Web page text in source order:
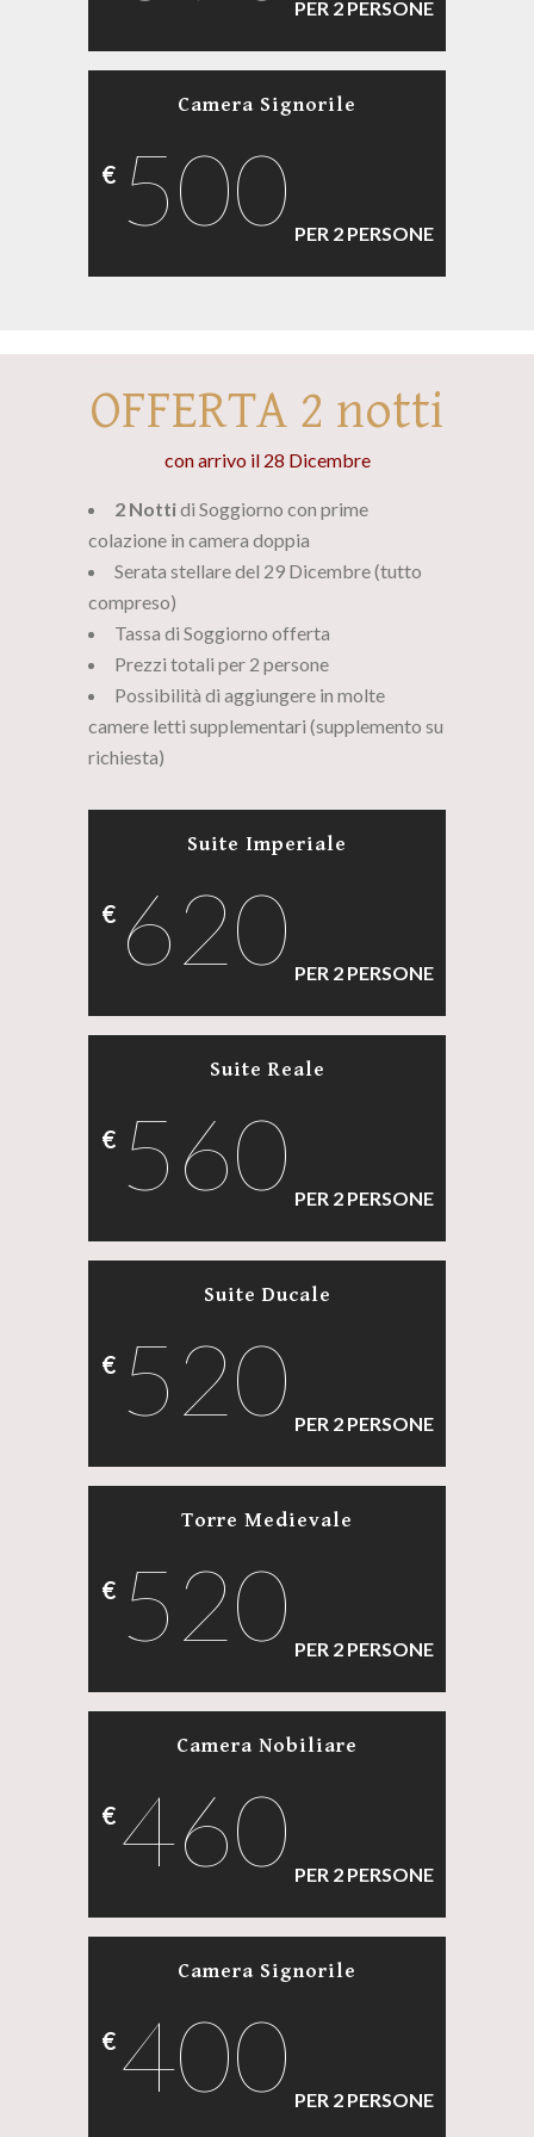
PER 2 PERSONE
Camera Signorile
€ 500 PER 2 PERSONE
OFFERTA 2 notti
con arrivo il 28 Dicembre
2 Nottidi Soggiorno con prime
colazione in camera doppia
Serata stellare del 29 Dicembre (tutto
compreso)
Tassa di Soggiorno offerta
Prezzi totali per 2 persone
Possibilità di aggiungere in molte
camere letti supplementari (supplemento su
richiesta)
Suite Imperiale
€ 620 PER 2 PERSONE
Suite Reale
€ 560 PER 2 PERSONE
Suite Ducale
€ 520 PER 2 PERSONE
Torre Medievale
€ 520 PER 2 PERSONE
Camera Nobiliare
€ 460 PER 2 PERSONE
Camera Signorile
€ 400 PER 2 PERSONE